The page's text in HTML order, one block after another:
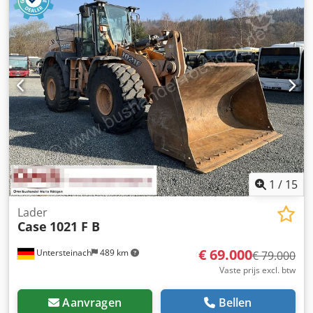
ripper met 3 tanden - Voorste cabinebeschermingen en
roosters - Schuifblad (hydraulisch opklapbaar) Wij
ondersteunen u graag ook op het gebied van
financiering/leasing met onze partners. Alle gegevens
zonder garantie. Wijzigingen en tussentijdse verkoop
voorbehouden.
1 / 15
Untersteinach 489 km
Lader
Case 1021 F B
€ 69.000€ 79.000
Vaste prijs excl. btw
Aanvragen Bellen